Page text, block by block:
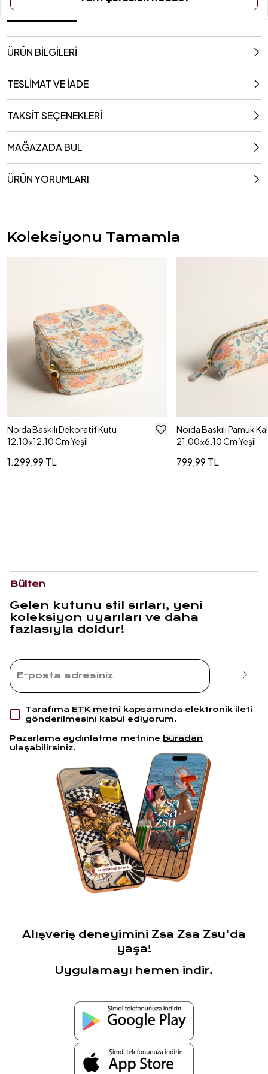
18.40x23.50 Cm
ÜRÜN BİLGİLERİ
TESLİMAT VE İADE
TAKSİT SEÇENEKLERİ
MAĞAZADA BUL
ÜRÜN YORUMLARI
Koleksiyonu Tamamla
Noıda Baskılı Dekoratif Kutu
12.10x12.10 Cm Yeşil
1.299,99 TL
Noıda Baskılı Pamuk
21.00x6.10 Cm Yeşil
799,99 TL
Bülten
Gelen kutunu stil sırları, yeni
koleksiyon uyarıları ve daha
fazlasıyla doldur!
Tarafıma ETK metni kapsamında elektronik ileti
gönderilmesini kabul ediyorum.
Pazarlama aydınlatma metnine buradan
ulaşabilirsiniz.
Alışveriş deneyimini Zsa Zsa Zsu'da
yaşa!
Uygulamayı hemen indir.